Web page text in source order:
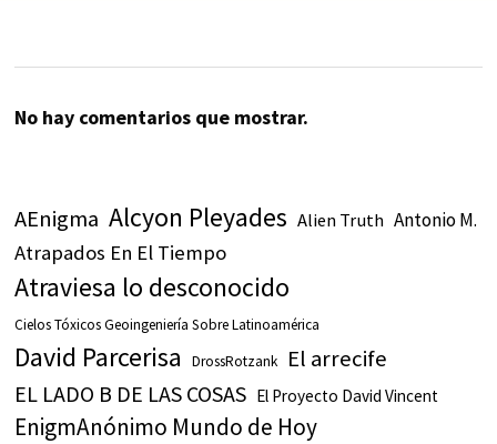
No hay comentarios que mostrar.
AEnigma Alcyon Pleyades Alien Truth Antonio M.
Atrapados En El Tiempo
Atraviesa lo desconocido
Cielos Tóxicos Geoingeniería Sobre Latinoamérica
David Parcerisa DrossRotzank El arrecife
EL LADO B DE LAS COSAS El Proyecto David Vincent
EnigmAnónimo Mundo de Hoy